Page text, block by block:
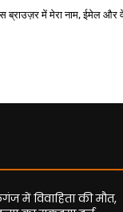
ब्राउज़र में मेरा नाम, ईमेल
में विवाहिता की मौत,